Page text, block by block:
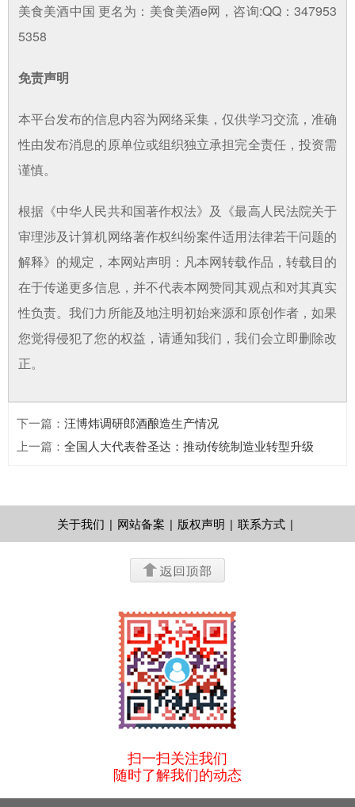
美食美酒中国 更名为：美食美酒e网，咨询:QQ：347953
5358
免责声明
本平台发布的信息内容为网络采集，仅供学习交流，准确
性由发布消息的原单位或组织独立承担完全责任，投资需
谨慎。
根据《中华人民共和国著作权法》及《最高人民法院关于
审理涉及计算机网络著作权纠纷案件适用法律若干问题的
解释》的规定，本网站声明：凡本网转载作品，转载目的
在于传递更多信息，并不代表本网赞同其观点和对其真实
性负责。我们力所能及地注明初始来源和原创作者，如果
您觉得侵犯了您的权益，请通知我们，我们会立即删除改
正。
下一篇 ： 汪博炜调研郎酒酿造生产情况
上一篇 ： 全国人大代表昝圣达：推动传统制造业转型升级
关于我们 | 网站备案 | 版权声明 | 联系方式 |
扫一扫关注我们
随时了解我们的动态